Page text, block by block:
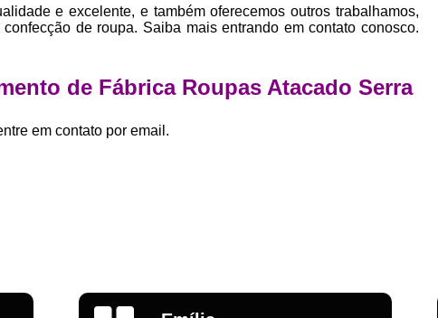
Estamparia Digital de Camiseta
Estamparia Digital para Camisetas de
Fábrica Camiseta
e excelente, e também oferecemos outros trabalhamos,
de roupa. Saiba mais entrando em contato conosco.
de Fábrica Roupas Atacado Serra
em contato por email.